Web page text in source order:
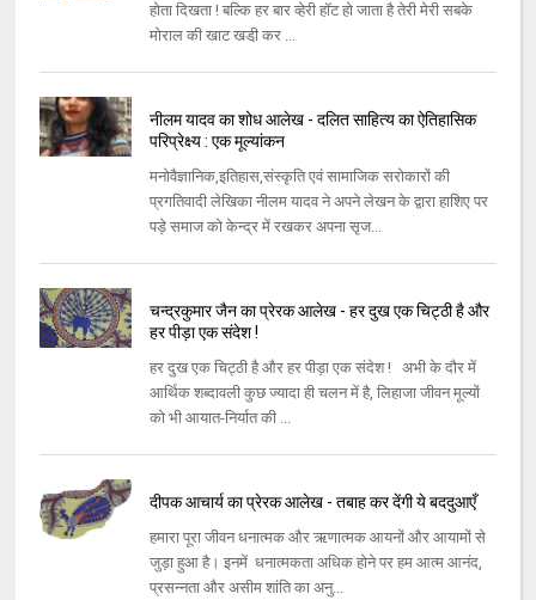
होता दिखता ! बल्कि हर बार व्हेरी हॉट हो जाता है तेरी मेरी सबके
मोराल की खाट खडी़ कर ...
नीलम यादव का शोध आलेख - दलित साहित्य का ऐतिहासिक
परिप्रेक्ष्य : एक मूल्यांकन
मनोवैज्ञानिक,इतिहास,संस्कृति एवं सामाजिक सरोकारों की
प्रगतिवादी लेखिका नीलम यादव ने अपने लेखन के द्वारा हाशिए पर
पड़े समाज को केन्द्र में रखकर अपना सृज...
चन्द्रकुमार जैन का प्रेरक आलेख - हर दुख एक चिट्ठी है और
हर पीड़ा एक संदेश !
हर दुख एक चिट्ठी है और हर पीड़ा एक संदेश ! अभी के दौर में
आर्थिक शब्दावली कुछ ज्यादा ही चलन में है, लिहाजा जीवन मूल्यों
को भी आयात-निर्यात की ...
दीपक आचार्य का प्रेरक आलेख - तबाह कर देंगी ये बददुआएँ
हमारा पूरा जीवन धनात्मक और ऋणात्मक आयनों और आयामों से
जुड़ा हुआ है। इनमें धनात्मकता अधिक होने पर हम आत्म आनंद,
प्रसन्नता और असीम शांति का अनु...